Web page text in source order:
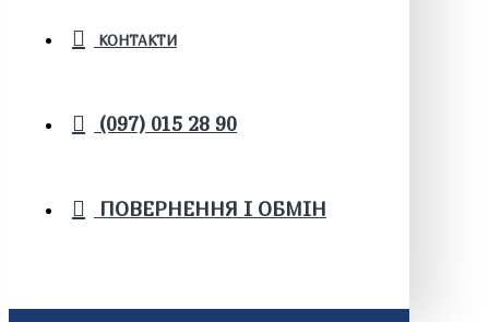
КОНТАКТИ
(097) 015 28 90
ПОВЕРНЕННЯ І ОБМІН